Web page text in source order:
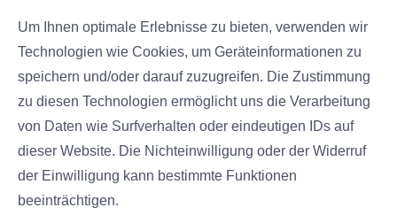
Um Ihnen optimale Erlebnisse zu bieten, verwenden wir
Technologien wie Cookies, um Geräteinformationen zu
speichern und/oder darauf zuzugreifen. Die Zustimmung
zu diesen Technologien ermöglicht uns die Verarbeitung
von Daten wie Surfverhalten oder eindeutigen IDs auf
dieser Website. Die Nichteinwilligung oder der Widerruf
der Einwilligung kann bestimmte Funktionen
beeinträchtigen.
+43 1 4420251
Theresianumgasse 4/9 1040 Wien Österreich
office@elektro-zentrum.at